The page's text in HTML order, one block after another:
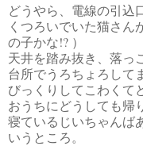
どうやら、電線の引込
くつろいでいた猫さん
の子かな!? ）
天井を踏み抜き、落っ
台所でうろちょろして
びっくりしてこわくて
おうちにどうしても帰
寝ているじいちゃんば
いうところ。